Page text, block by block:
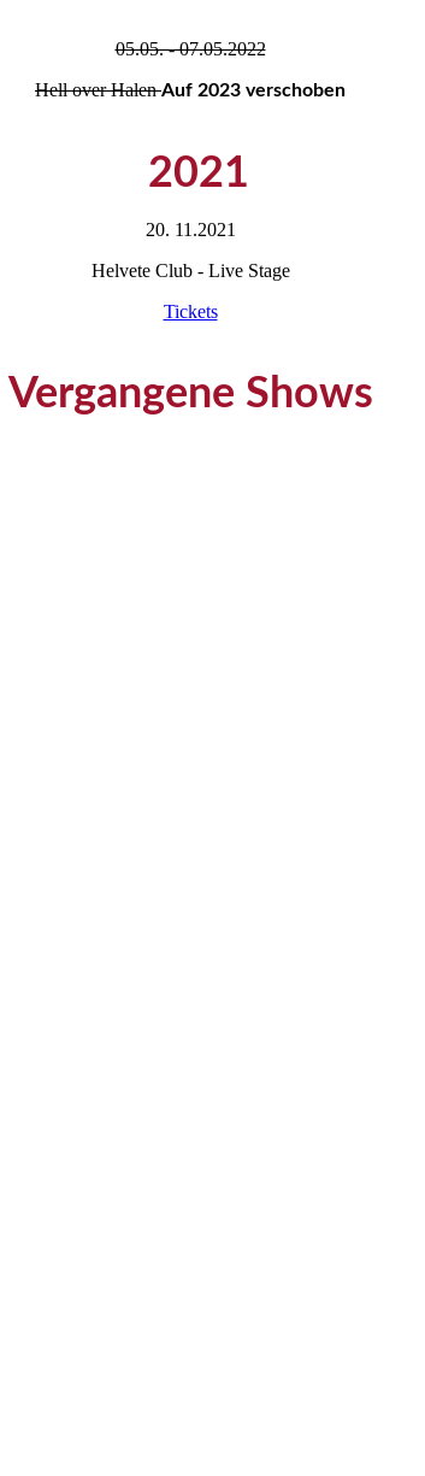
05.05. - 07.05.2022
Hell over HalenAuf 2023 verschoben
2021
20. 11.2021
Helvete Club - Live Stage
Tickets
Vergangene Shows